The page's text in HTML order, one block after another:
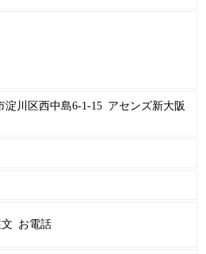
淀川区西中島6-1-15 アセンズ新大阪
文 お電話